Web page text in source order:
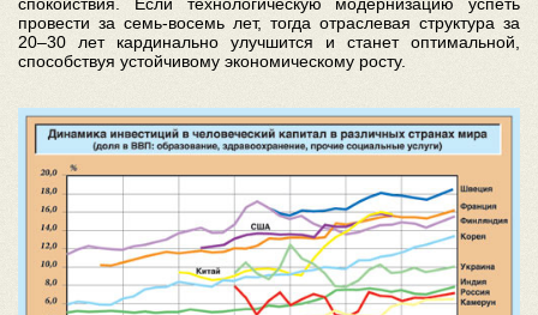
спокойствия. Если технологическую модернизацию успеть
провести за семь-восемь лет, тогда отраслевая структура за
20–30 лет кардинально улучшится и станет оптимальной,
способствуя устойчивому экономическому росту.